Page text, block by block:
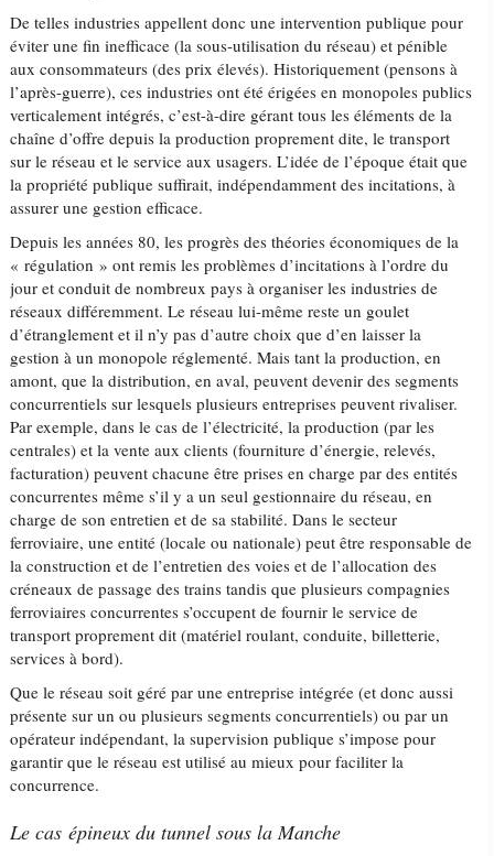
De telles industries appellent donc une intervention publique pour
éviter une fin inefficace (la sous-utilisation du réseau) et pénible
aux consommateurs (des prix élevés). Historiquement (pensons à
l’après-guerre), ces industries ont été érigées en monopoles publics
verticalement intégrés, c’est-à-dire gérant tous les éléments de la
chaîne d’offre depuis la production proprement dite, le transport
sur le réseau et le service aux usagers. L’idée de l’époque était que
la propriété publique suffirait, indépendamment des incitations, à
assurer une gestion efficace.
Depuis les années 80, les progrès des théories économiques de la
« régulation » ont remis les problèmes d’incitations à l’ordre du
jour et conduit de nombreux pays à organiser les industries de
réseaux différemment. Le réseau lui-même reste un goulet
d’étranglement et il n’y pas d’autre choix que d’en laisser la
gestion à un monopole réglementé. Mais tant la production, en
amont, que la distribution, en aval, peuvent devenir des segments
concurrentiels sur lesquels plusieurs entreprises peuvent rivaliser.
Par exemple, dans le cas de l’électricité, la production (par les
centrales) et la vente aux clients (fourniture d’énergie, relevés,
facturation) peuvent chacune être prises en charge par des entités
concurrentes même s’il y a un seul gestionnaire du réseau, en
charge de son entretien et de sa stabilité. Dans le secteur
ferroviaire, une entité (locale ou nationale) peut être responsable de
la construction et de l’entretien des voies et de l’allocation des
créneaux de passage des trains tandis que plusieurs compagnies
ferroviaires concurrentes s’occupent de fournir le service de
transport proprement dit (matériel roulant, conduite, billetterie,
services à bord).
Que le réseau soit géré par une entreprise intégrée (et donc aussi
présente sur un ou plusieurs segments concurrentiels) ou par un
opérateur indépendant, la supervision publique s’impose pour
garantir que le réseau est utilisé au mieux pour faciliter la
concurrence.
Le cas épineux du tunnel sous la Manche